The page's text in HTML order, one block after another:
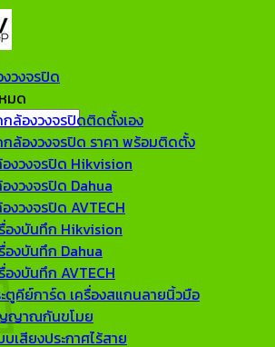
วงจรปิด
มด
ล้องวงจรปิดติดตั้งเอง
ล้องวงจรปิด ราคา พร้อมติดตั้ง
งวงจรปิด Hikvision
งวงจรปิด Dahua
งวงจรปิด AVTECH
องบันทึก Hikvision
องบันทึก Dahua
องบันทึก AVTECH
ตูคีย์การ์ด เครื่องสแกนลายนิ้วมือ
ญาณกันขโมย
บเสียงประกาศไร้สาย